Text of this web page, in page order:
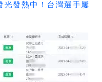
光發熱中！台灣選手屢